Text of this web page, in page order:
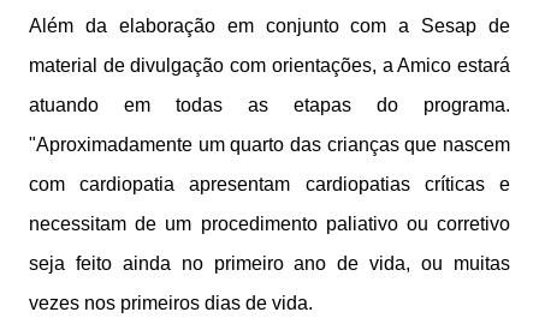
Além da elaboração em conjunto com a Sesap de
material de divulgação com orientações, a Amico estará
atuando em todas as etapas do programa.
"Aproximadamente um quarto das crianças que nascem
com cardiopatia apresentam cardiopatias críticas e
necessitam de um procedimento paliativo ou corretivo
seja feito ainda no primeiro ano de vida, ou muitas
vezes nos primeiros dias de vida.